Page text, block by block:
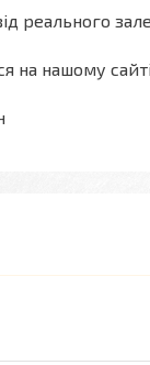
реального
на нашому